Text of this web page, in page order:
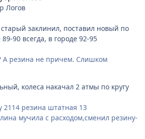
Логов
заклинил, поставил новый по
90 всегда, в городе 92-95
А резина не причем. Слишком
колеса накачал 2 атмы по кругу
резина штатная 13
мучила с расходом,сменил резину-